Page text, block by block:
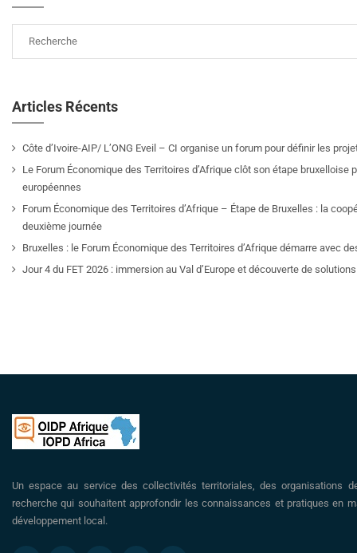
Articles Récents
Côte d’Ivoire-AIP/ L’ONG Eveil – CI organise un forum pour définir les
Le Forum Économique des Territoires d’Afrique clôt son étape
européennes
Forum Économique des Territoires d’Afrique – Étape de Bruxelles : la
deuxième journée
Bruxelles : le Forum Économique des Territoires d’Afrique démarre avec
Jour 4 du FET 2026 : immersion au Val d’Europe et découverte de
Un espace au service des collectivités territoriales, des organisations
recherche qui souhaitent approfondir les connaissances et pratiques en
développement local.